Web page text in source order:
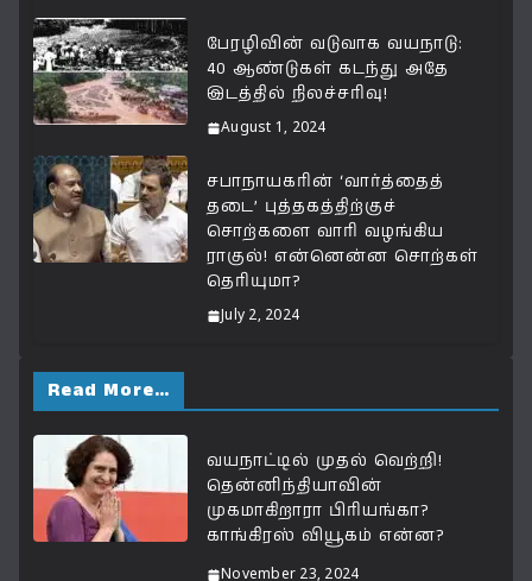
பேரழிவின் வடுவாக வயநாடு:
40 ஆண்டுகள் கடந்து அதே
இடத்தில் நிலச்சரிவு!
August 1, 2024
சபாநாயகரின் ‘வார்த்தைத்
தடை’ புத்தகத்திற்குச்
சொற்களை வாரி வழங்கிய
ராகுல்! என்னென்ன சொற்கள்
தெரியுமா?
July 2, 2024
Read More…
வயநாட்டில் முதல் வெற்றி!
தென்னிந்தியாவின்
முகமாகிறாரா பிரியங்கா?
காங்கிரஸ் வியூகம் என்ன?
November 23, 2024